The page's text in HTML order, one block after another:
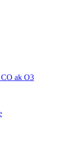
ak O3